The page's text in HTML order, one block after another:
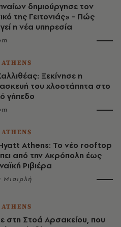
δημιούργησε τον
της Γειτονιάς» - Πώς
η νέα υπηρεσία
Ξεκίνησε η
του χλοοτάπητα στο
γήπεδο
Athens: Το νέο rooftop
από την Ακρόπολη έως
Ριβιέρα
Μισιρλή
στη Στοά Αρσακείου, που